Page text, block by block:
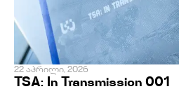
22 აპრილი, 2026
TSA: In Transmission 001